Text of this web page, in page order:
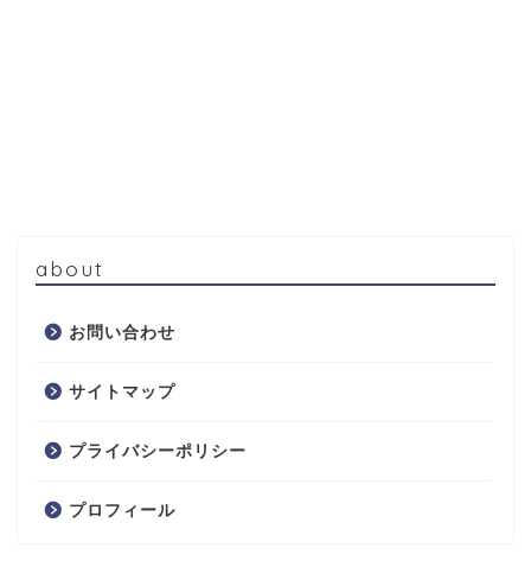
about
お問い合わせ
サイトマップ
プライバシーポリシー
プロフィール